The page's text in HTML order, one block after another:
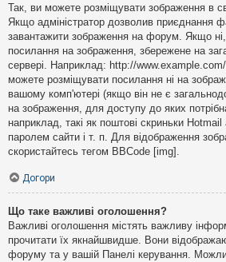
Так, ви можете розміщувати зображення в
Якщо адміністратор дозволив приєднання
завантажити зображення на форум. Якщо ні,
посилання на зображення, збережене на
сервері. Наприклад: http://
можете розміщувати посилання ні на
вашому комп'ютері (якщо він не є
на зображення, для доступу до яких
наприклад, такі як поштові скриньки
паролем сайти і т. п. Для відображення
скористайтесь тегом BBCode [img].
Догори
Що таке важливі оголошення?
Важливі оголошення містять важливу
прочитати їх якнайшвидше. Вони
форуму та у вашій Панелі керування.